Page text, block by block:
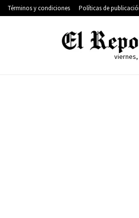
Términos y condiciones Políticas de
viernes,